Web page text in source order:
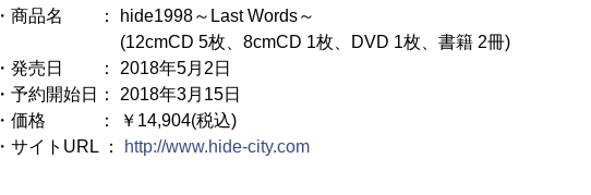
・商品名 ： hide1998～Last Words～
(12cmCD 5枚、8cmCD 1枚、DVD 1枚、書籍 2冊)
・発売日 ： 2018年5月2日
・予約開始日： 2018年3月15日
・価格 ： ￥14,904(税込)
・サイトURL ：
http://www.hide-city.com